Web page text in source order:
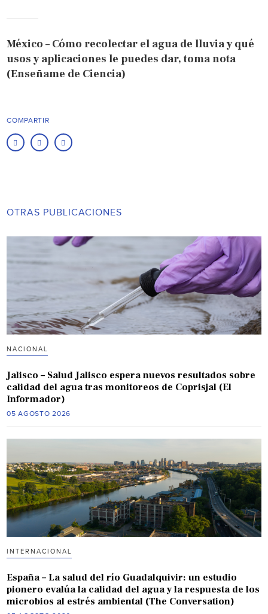
México – Cómo recolectar el agua de lluvia y qué
usos y aplicaciones le puedes dar, toma nota
(Enseñame de Ciencia)
COMPARTIR
OTRAS PUBLICACIONES
NACIONAL
Jalisco – Salud Jalisco espera nuevos resultados sobre
calidad del agua tras monitoreos de Coprisjal (El
Informador)
05 AGOSTO 2026
INTERNACIONAL
España – La salud del río Guadalquivir: un estudio
pionero evalúa la calidad del agua y la respuesta de los
microbios al estrés ambiental (The Conversation)